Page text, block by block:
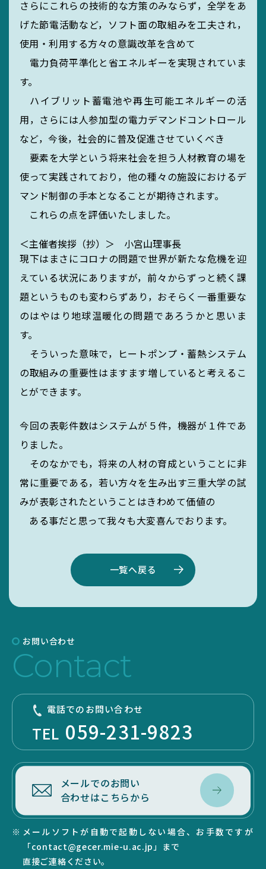
SEARCH
さらにこれらの技術的な方策のみならず，全学をあ
げた節電活動など，ソフト面の取組みを工夫され，
使用・利用する方々の意識改革を含めて
電力負荷平準化と省エネルギーを実現されていま
す。
ハイブリット蓄電池や再生可能エネルギーの活
用，さらには人参加型の電力デマンドコントロール
など，今後，社会的に普及促進させていくべき
要素を大学という将来社会を担う人材教育の場を
使って実践されており，他の種々の施設におけるデ
マンド制御の手本となることが期待されます。
これらの点を評価いたしました。
＜主催者挨拶（抄）＞ 小宮山理事長
現下はまさにコロナの問題で世界が新たな危機を迎
えている状況にありますが，前々からずっと続く課
題というものも変わらずあり，おそらく一番重要な
のはやはり地球温暖化の問題であろうかと思いま
す。
そういった意味で，ヒートポンプ・蓄熱システム
の取組みの重要性はますます増していると考えるこ
とができます。
今回の表彰件数はシステムが５件，機器が１件であ
りました。
そのなかでも，将来の人材の育成ということに非
常に重要である，若い方々を生み出す三重大学の試
みが表彰されたということはきわめて価値の
ある事だと思って我々も大変喜んでおります。
一覧へ戻る
お問い合わせ
Contact
電話でのお問い合わせ
TEL 059-231-9823
メールでのお問い
合わせはこちらから
メールソフトが自動で起動しない場合、お手数ですが
「contact@gecer.mie-u.ac.jp」まで
直接ご連絡ください。